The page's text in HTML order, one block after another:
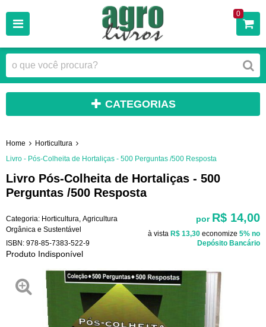
0
CATEGORIAS
Home
Horticultura
Livro - Pós-Colheita de Hortaliças - 500 Perguntas /500 Resposta
Livro Pós-Colheita de Hortaliças - 500
Perguntas /500 Resposta
Categoria: Horticultura Agricultura
Orgânica e Sustentável
ISBN: 978-85-7383-522-9
Produto Indisponível
por R$ 14,00
à vista R$ 13,30 economize 5% no
Depósito Bancário